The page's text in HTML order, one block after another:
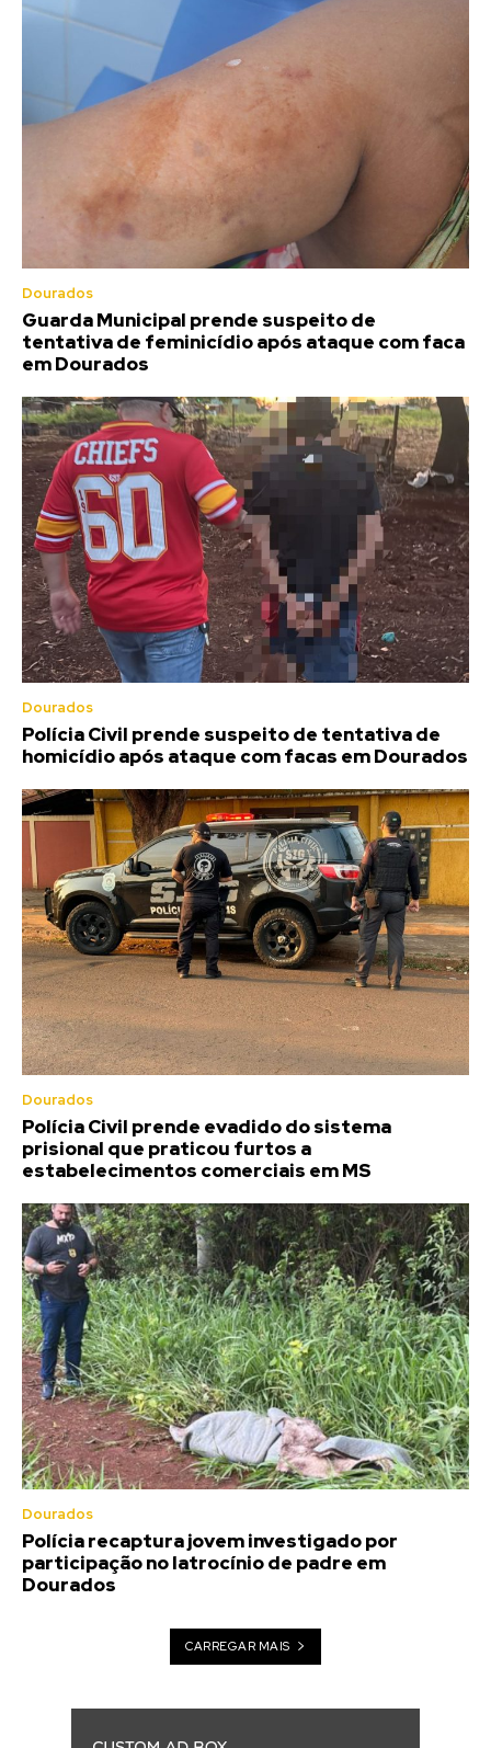
Dourados
Guarda Municipal prende suspeito de
tentativa de feminicídio após ataque com faca
em Dourados
Dourados
Polícia Civil prende suspeito de tentativa de
homicídio após ataque com facas em Dourados
Dourados
Polícia Civil prende evadido do sistema
prisional que praticou furtos a
estabelecimentos comerciais em MS
Dourados
Polícia recaptura jovem investigado por
participação no latrocínio de padre em
Dourados
CARREGAR MAIS